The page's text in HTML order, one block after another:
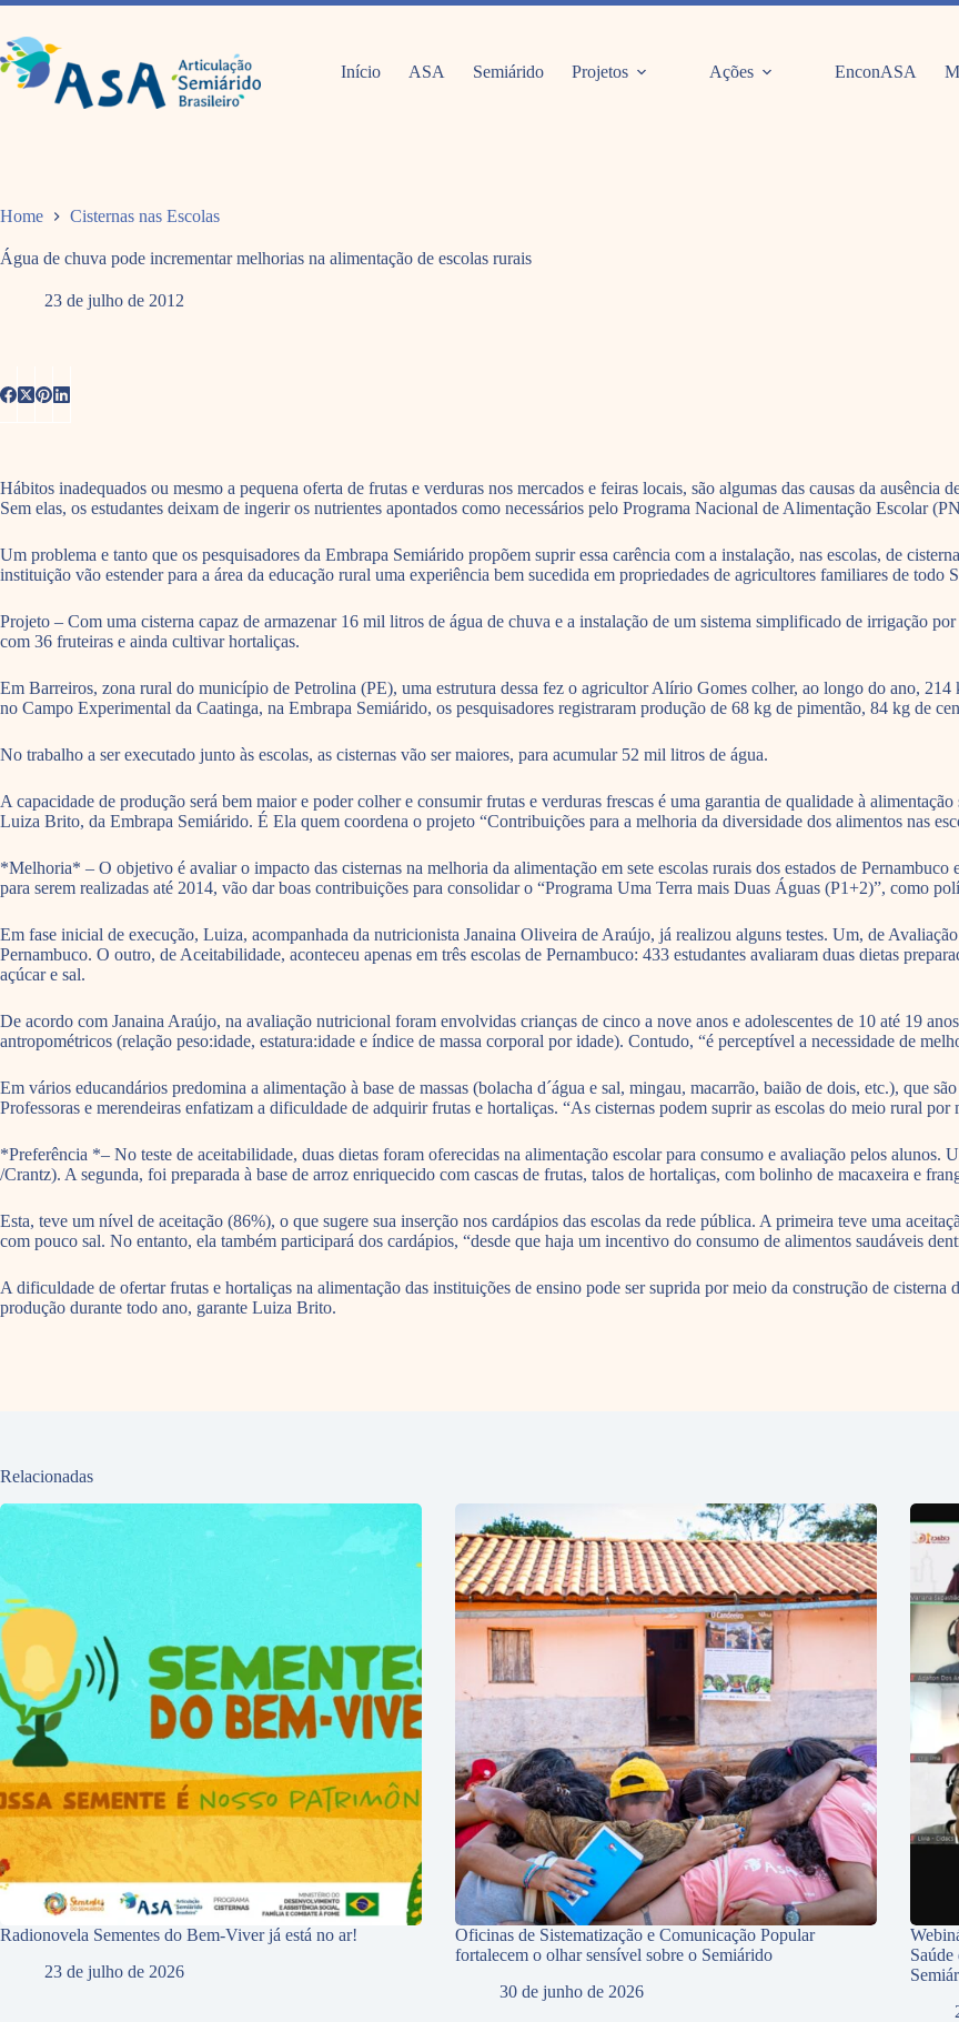
Pular
o
conteúdo
Início ASA Semiárido Projetos Ações EnconASA
Home Cisternas nas Escolas
Água de chuva pode incrementar melhorias na alimentação de escolas rurais
23 de julho de 2012
Hábitos inadequados ou mesmo a pequena oferta de frutas e verduras nos mercados e feiras locais, são algumas das causas da ausência
Sem elas, os estudantes deixam de ingerir os nutrientes apontados como necessários pelo Programa Nacional de Alimentação Escolar
Um problema e tanto que os pesquisadores da Embrapa Semiárido propõem suprir essa carência com a instalação, nas escolas, de
instituição vão estender para a área da educação rural uma experiência bem sucedida em propriedades de agricultores familiares de todo
Projeto – Com uma cisterna capaz de armazenar 16 mil litros de água de chuva e a instalação de um sistema simplificado de irrigação
com 36 fruteiras e ainda cultivar hortaliças.
Em Barreiros, zona rural do município de Petrolina (PE), uma estrutura dessa fez o agricultor Alírio Gomes colher, ao longo do ano,
no Campo Experimental da Caatinga, na Embrapa Semiárido, os pesquisadores registraram produção de 68 kg de pimentão, 84 kg de
No trabalho a ser executado junto às escolas, as cisternas vão ser maiores, para acumular 52 mil litros de água.
A capacidade de produção será bem maior e poder colher e consumir frutas e verduras frescas é uma garantia de qualidade à
Luiza Brito, da Embrapa Semiárido. É Ela quem coordena o projeto “Contribuições para a melhoria da diversidade dos alimentos nas
*Melhoria* – O objetivo é avaliar o impacto das cisternas na melhoria da alimentação em sete escolas rurais dos estados de
para serem realizadas até 2014, vão dar boas contribuições para consolidar o “Programa Uma Terra mais Duas Águas (P1+2)”, como
Em fase inicial de execução, Luiza, acompanhada da nutricionista Janaina Oliveira de Araújo, já realizou alguns testes. Um, de
Pernambuco. O outro, de Aceitabilidade, aconteceu apenas em três escolas de Pernambuco: 433 estudantes avaliaram duas dietas
açúcar e sal.
De acordo com Janaina Araújo, na avaliação nutricional foram envolvidas crianças de cinco a nove anos e adolescentes de 10 até 19
antropométricos (relação peso:idade, estatura:idade e índice de massa corporal por idade). Contudo, “é perceptível a necessidade de
Em vários educandários predomina a alimentação à base de massas (bolacha d´água e sal, mingau, macarrão, baião de dois, etc.), que
Professoras e merendeiras enfatizam a dificuldade de adquirir frutas e hortaliças. “As cisternas podem suprir as escolas do meio rural
*Preferência *– No teste de aceitabilidade, duas dietas foram oferecidas na alimentação escolar para consumo e avaliação pelos alunos.
/Crantz). A segunda, foi preparada à base de arroz enriquecido com cascas de frutas, talos de hortaliças, com bolinho de macaxeira e
Esta, teve um nível de aceitação (86%), o que sugere sua inserção nos cardápios das escolas da rede pública. A primeira teve uma
com pouco sal. No entanto, ela também participará dos cardápios, “desde que haja um incentivo do consumo de alimentos saudáveis
A dificuldade de ofertar frutas e hortaliças na alimentação das instituições de ensino pode ser suprida por meio da construção de
produção durante todo ano, garante Luiza Brito.
Relacionadas
Radionovela Sementes do Bem-Viver já está no ar!
23 de julho de 2026
Oficinas de Sistematização e Comunicação Popular
fortalecem o olhar sensível sobre o Semiárido
30 de junho de 2026